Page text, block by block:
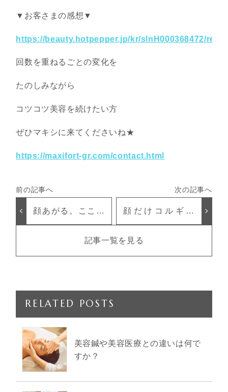
▼お客さまの感想▼
https://beauty.hotpepper.jp/kr/slnH000368472/
回数を重ねるごとの変化を
たのしみながら
コツコツ美容を続けたい方
ぜひマキシに来てくださいね★
https://maxifort-gr.com/contact.html
顔あがる。こころ
あがる毎日‥―-☆
顔だけコルギじ
ゃ 小顔になれま
せん！
記事一覧を見る
RELATED POSTS
美容鍼や美容医療との違いは何で
すか？